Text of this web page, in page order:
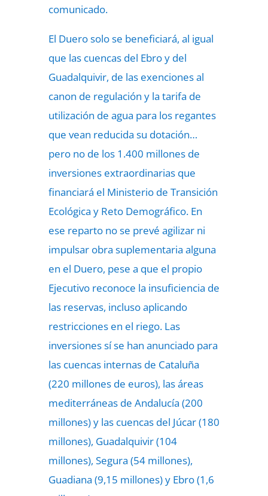
comunicado.
El Duero solo se beneficiará, al igual
que las cuencas del Ebro y del
Guadalquivir, de las exenciones al
canon de regulación y la tarifa de
utilización de agua para los regantes
que vean reducida su dotación…
pero no de los 1.400 millones de
inversiones extraordinarias que
financiará el Ministerio de Transición
Ecológica y Reto Demográfico. En
ese reparto no se prevé agilizar ni
impulsar obra suplementaria alguna
en el Duero, pese a que el propio
Ejecutivo reconoce la insuficiencia de
las reservas, incluso aplicando
restricciones en el riego. Las
inversiones sí se han anunciado para
las cuencas internas de Cataluña
(220 millones de euros), las áreas
mediterráneas de Andalucía (200
millones) y las cuencas del Júcar (180
millones), Guadalquivir (104
millones), Segura (54 millones),
Guadiana (9,15 millones) y Ebro (1,6